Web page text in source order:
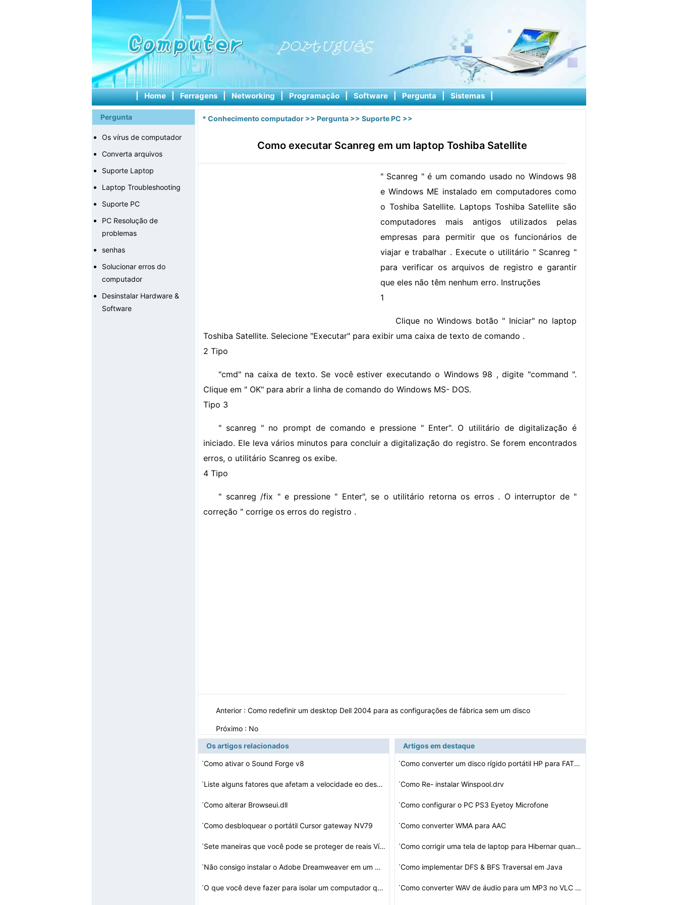
| Home | Ferragens | Networking | Programação | Software | Pergunta | Sistemas |
Pergunta
Os vírus de computador
Converta arquivos
Suporte Laptop
Laptop Troubleshooting
Suporte PC
PC Resolução de
problemas
senhas
Solucionar erros do
computador
Desinstalar Hardware &
Software
* Conhecimento computador >> Pergunta >> Suporte PC >>
Como executar Scanreg em um laptop Toshiba Satellite
" Scanreg " é um comando usado no Windows 98
e Windows ME instalado em computadores como
o Toshiba Satellite. Laptops Toshiba Satellite são
computadores mais antigos utilizados pelas
empresas para permitir que os funcionários de
viajar e trabalhar . Execute o utilitário " Scanreg "
para verificar os arquivos de registro e garantir
que eles não têm nenhum erro. Instruções
1
Clique no Windows botão " Iniciar" no laptop
Toshiba Satellite. Selecione "Executar" para exibir uma caixa de texto de comando .
2 Tipo
"cmd" na caixa de texto. Se você estiver executando o Windows 98 , digite "command ".
Clique em " OK" para abrir a linha de comando do Windows MS- DOS.
Tipo 3
" scanreg " no prompt de comando e pressione " Enter". O utilitário de digitalização é
iniciado. Ele leva vários minutos para concluir a digitalização do registro. Se forem encontrados
erros, o utilitário Scanreg os exibe.
4 Tipo
" scanreg /fix " e pressione " Enter", se o utilitário retorna os erros . O interruptor de "
correção " corrige os erros do registro .
Anterior : Como redefinir um desktop Dell 2004 para as configurações de fábrica sem um disco
Próximo : No
Os artigos relacionados
·Como ativar o Sound Forge v8
· Liste alguns fatores que afetam a velocidade eo desempe…
·Como alterar Browseui.dll
·Como desbloquear o portátil Cursor gateway NV79
· Sete maneiras que você pode se proteger de reais Víru…
· Não consigo instalar o Adobe Dreamweaver em um HP NC63…
· O que você deve fazer para isolar um computador que es…
Artigos em destaque
·
Como converter um disco rígido portátil HP para FAT32…
·Como Re- instalar Winspool.drv
·Como configurar o PC PS3 Eyetoy Microfone
·Como converter WMA para AAC
· Como corrigir uma tela de laptop para Hibernar quando f…
·Como implementar DFS & BFS Traversal em Java
· Como converter WAV de áudio para um MP3 no VLC Media P…